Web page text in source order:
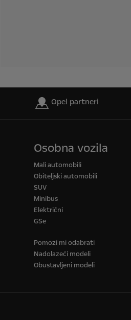
Opel partneri
Osobna vozila
Mali automobili
Obiteljski automobili
SUV
Minibus
Električni
GSe
Pomozi mi odabrati
Nadolazeći modeli
Obustavljeni modeli